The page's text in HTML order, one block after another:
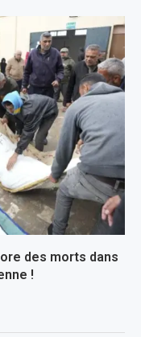
des morts dans
!